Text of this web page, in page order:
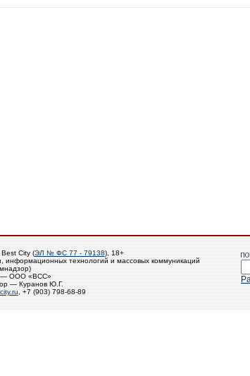
City (ЭЛ № ФС 77 - 79138), 18+
технологий и массовых коммуникаций
— ООО «ВСС»
— Куранов Ю.Г.
, +7 (903) 798-68-89